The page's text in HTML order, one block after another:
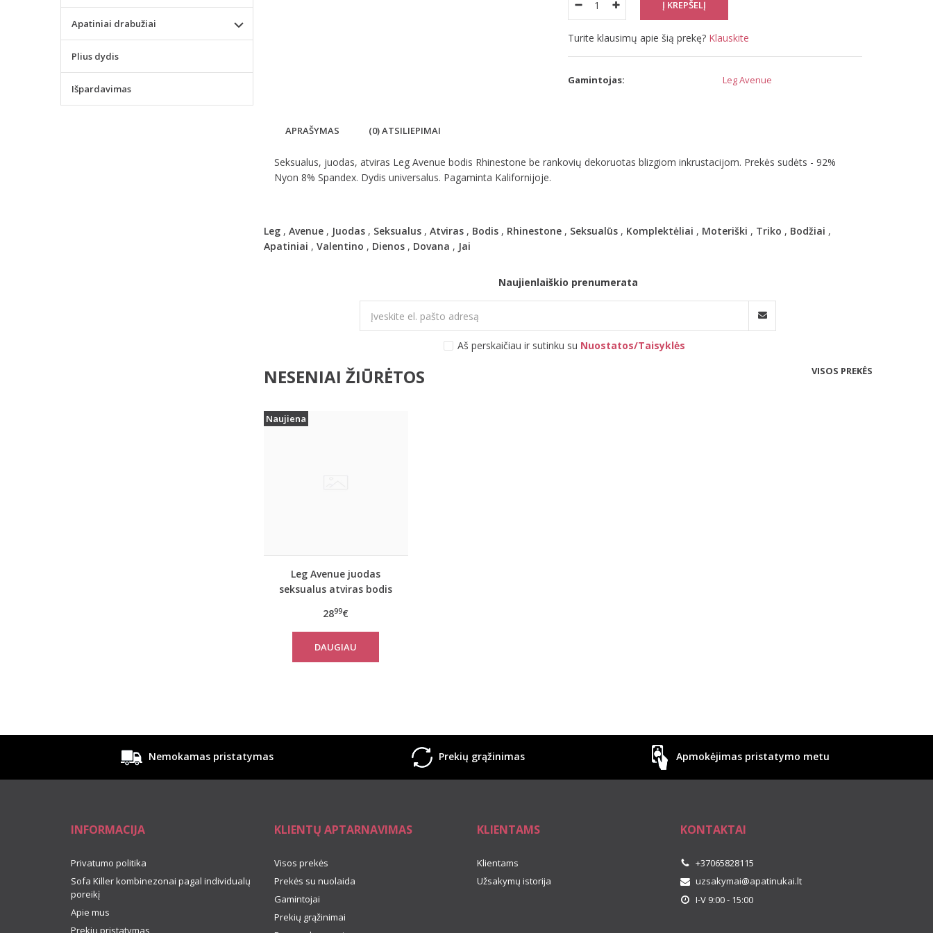
Turite klausimų apie šią prekę? Klauskite
Gamintojas: Leg Avenue
APRAŠYMAS (0) ATSILIEPIMAI
Seksualus, juodas, atviras Leg Avenue bodis Rhinestone be rankovių dekoruotas blizgiom inkrustacijom. Prekės sudėts - 92%
Nyon 8% Spandex. Dydis universalus. Pagaminta Kalifornijoje.
Leg, Avenue, Juodas, Seksualus, Atviras, Bodis, Rhinestone, Seksualūs, Komplektėliai , Moteriški , Triko , Bodžiai ,
Apatiniai , Valentino , Dienos, Dovana , Jai
Naujienlaiškio prenumerata
Aš perskaičiau ir sutinku su Nuostatos/Taisyklės
NESENIAI ŽIŪRĖTOS VISOS PREKĖS
Naujiena
Leg Avenue juodas
seksualus atviras bodis
2899€
DAUGIAU
Apatiniai drabužiai
Plius dydis
Išpardavimas
Nemokamas pristatymas Prekių grąžinimas Apmokėjimas pristatymo metu
INFORMACIJA
Privatumo politika
Sofa Killer kombinezonai pagal individualų
poreikį
Apie mus
Prekių pristatymas
KLIENTŲ APTARNAVIMAS
Visos prekės
Prekės su nuolaida
Gamintojai
Prekių grąžinimai
KLIENTAMS
Klientams
Užsakymų istorija
KONTAKTAI
+37065828115
uzsakymai@apatinukai.lt
I-V 9:00 - 15:00